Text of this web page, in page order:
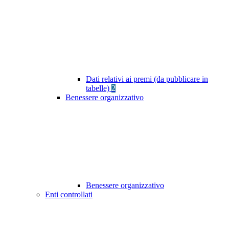
Dati relativi ai premi (da pubblicare in
tabelle) 2
Benessere organizzativo
Benessere organizzativo
Enti controllati